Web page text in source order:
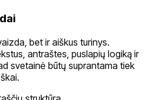
bet ir aiškus turinys.
antraštes, puslapių logiką ir
svetainė būtų suprantama tiek